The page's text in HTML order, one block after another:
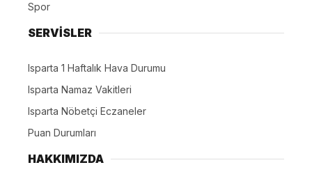
Spor
SERVİSLER
Isparta 1 Haftalık Hava Durumu
Isparta Namaz Vakitleri
Isparta Nöbetçi Eczaneler
Puan Durumları
HAKKIMIZDA